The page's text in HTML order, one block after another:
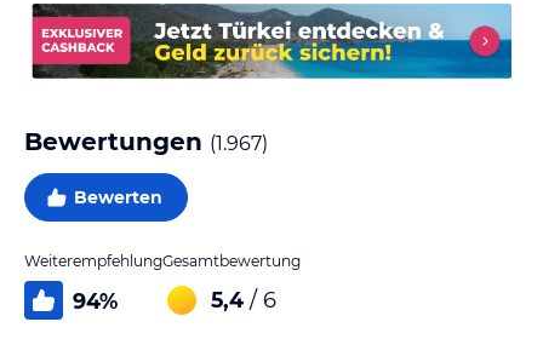
Bewertungen (1.967)
Bewerten
Weiterempfehlung
94%
Gesamtbewertung
5,4 / 6